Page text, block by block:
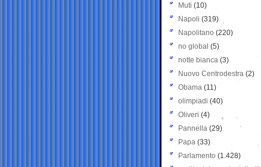
Muti (10)
Napoli (319)
Napolitano (220)
no global (5)
notte bianca (3)
Nuovo Centrodestra (2)
Obama (11)
olimpiadi (40)
Oliveri (4)
Pannella (29)
Papa (33)
Parlamento (1.428)